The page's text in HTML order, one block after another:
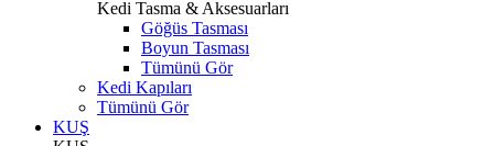
Kedi Tasma & Aksesuarları
Göğüs Tasması
Boyun Tasması
Tümünü Gör
Kedi Kapıları
Tümünü Gör
KUŞ